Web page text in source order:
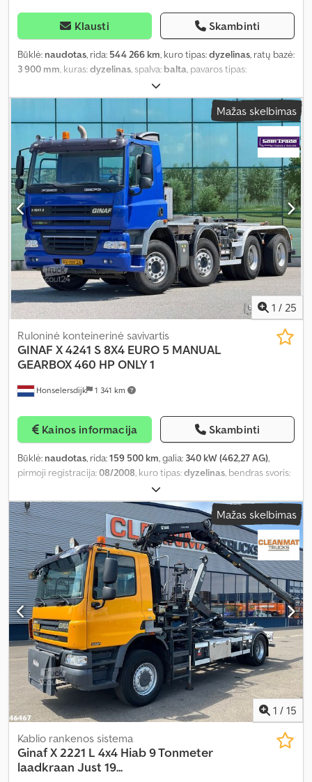
Klausti Skambinti
Būklė: naudotas, rida: 544 266 km, kuro tipas:dyzelinas, ratų bazė:
3 900 mm, kuras:dyzelinas, spalva: balta, pavaros tipas:
Euro 5
AdBlue,
Mažas skelbimas
1 / 25
Honselersdijk 1 341 km
Ruloninė konteinerinė savivartis
GINAF X 4241 S 8X4 EURO 5 MANUAL
GEARBOX 460 HP ONLY 1
Kainos informacija Skambinti
Būklė: naudotas, rida:159 500 km, galia: 340 kW (462,27 AG),
pirmoji registracija:08/2008, kuro tipas:dyzelinas, bendras svoris:
3 ašys
spalva:mėlyna, emisijos klasė:Euro 5, bendras ilgis:9 000 mm,
bendras plotis:2 500 mm, bendras aukštis:3 780 mm, Gamybos
metai:2008, Įranga:ABS, elektroninė stabilumo programa (ESP),
oro kondicionavimas, suodžių filtras,
Mažas skelbimas
1 / 15
Kablio rankenos sistema
GinafX 2221 L 4x4 Hiab 9 Tonmeter
laadkraan Just 19...